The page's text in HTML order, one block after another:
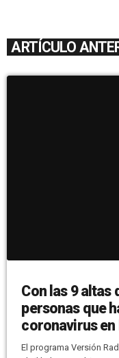
ARTÍCULO
Con las 9 altas
personas que
coronavirus en
El programa Versión